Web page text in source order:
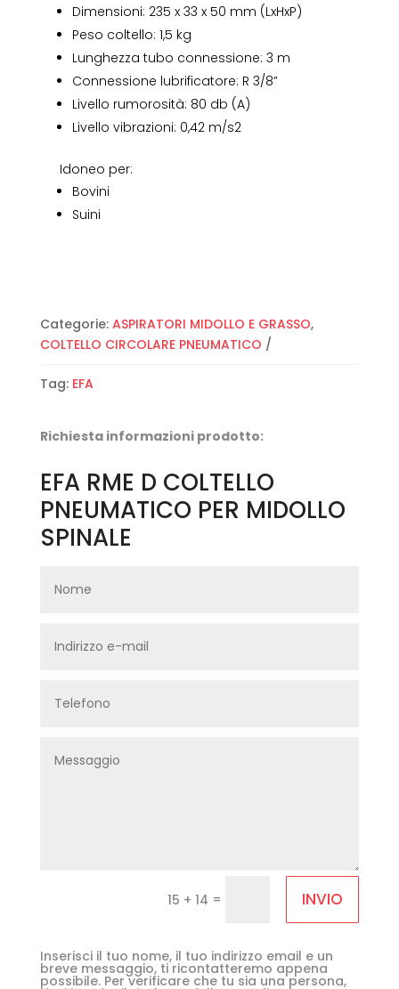
Dimensioni: 235 x 33 x 50 mm (LxHxP)
Peso coltello: 1,5 kg
Lunghezza tubo connessione: 3 m
Connessione lubrificatore: R 3/8”
Livello rumorosità: 80 db (A)
Livello vibrazioni: 0,42 m/s2
Idoneo per:
Bovini
Suini
Categorie: ASPIRATORI MIDOLLO E GRASSO,
COLTELLO CIRCOLARE PNEUMATICO
Tag: EFA
Richiesta informazioni prodotto:
EFA RME D COLTELLO
PNEUMATICO PER MIDOLLO
SPINALE
15 + 14 = INVIO
Inserisci il tuo nome, il tuo indirizzo email e un
breve messaggio, ti ricontatteremo appena
possibile. Per verificare che tu sia una persona,